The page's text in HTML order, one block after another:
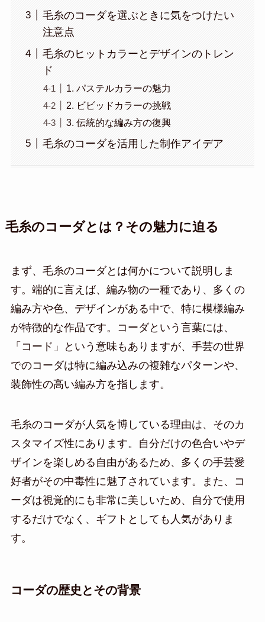
毛糸のコーダを選ぶときに気をつけたい
注意点
毛糸のヒットカラーとデザインのトレン
ド
1. パステルカラーの魅力
2. ビビッドカラーの挑戦
3. 伝統的な編み方の復興
毛糸のコーダを活用した制作アイデア
毛糸のコーダとは？その魅力に迫る
まず、毛糸のコーダとは何かについて説明しま
す。端的に言えば、編み物の一種であり、多くの
編み方や色、デザインがある中で、特に模様編み
が特徴的な作品です。コーダという言葉には、
「コード」という意味もありますが、手芸の世界
でのコーダは特に編み込みの複雑なパターンや、
装飾性の高い編み方を指します。
毛糸のコーダが人気を博している理由は、そのカ
スタマイズ性にあります。自分だけの色合いやデ
ザインを楽しめる自由があるため、多くの手芸愛
好者がその中毒性に魅了されています。また、コ
ーダは視覚的にも非常に美しいため、自分で使用
するだけでなく、ギフトとしても人気がありま
す。
コーダの歴史とその背景